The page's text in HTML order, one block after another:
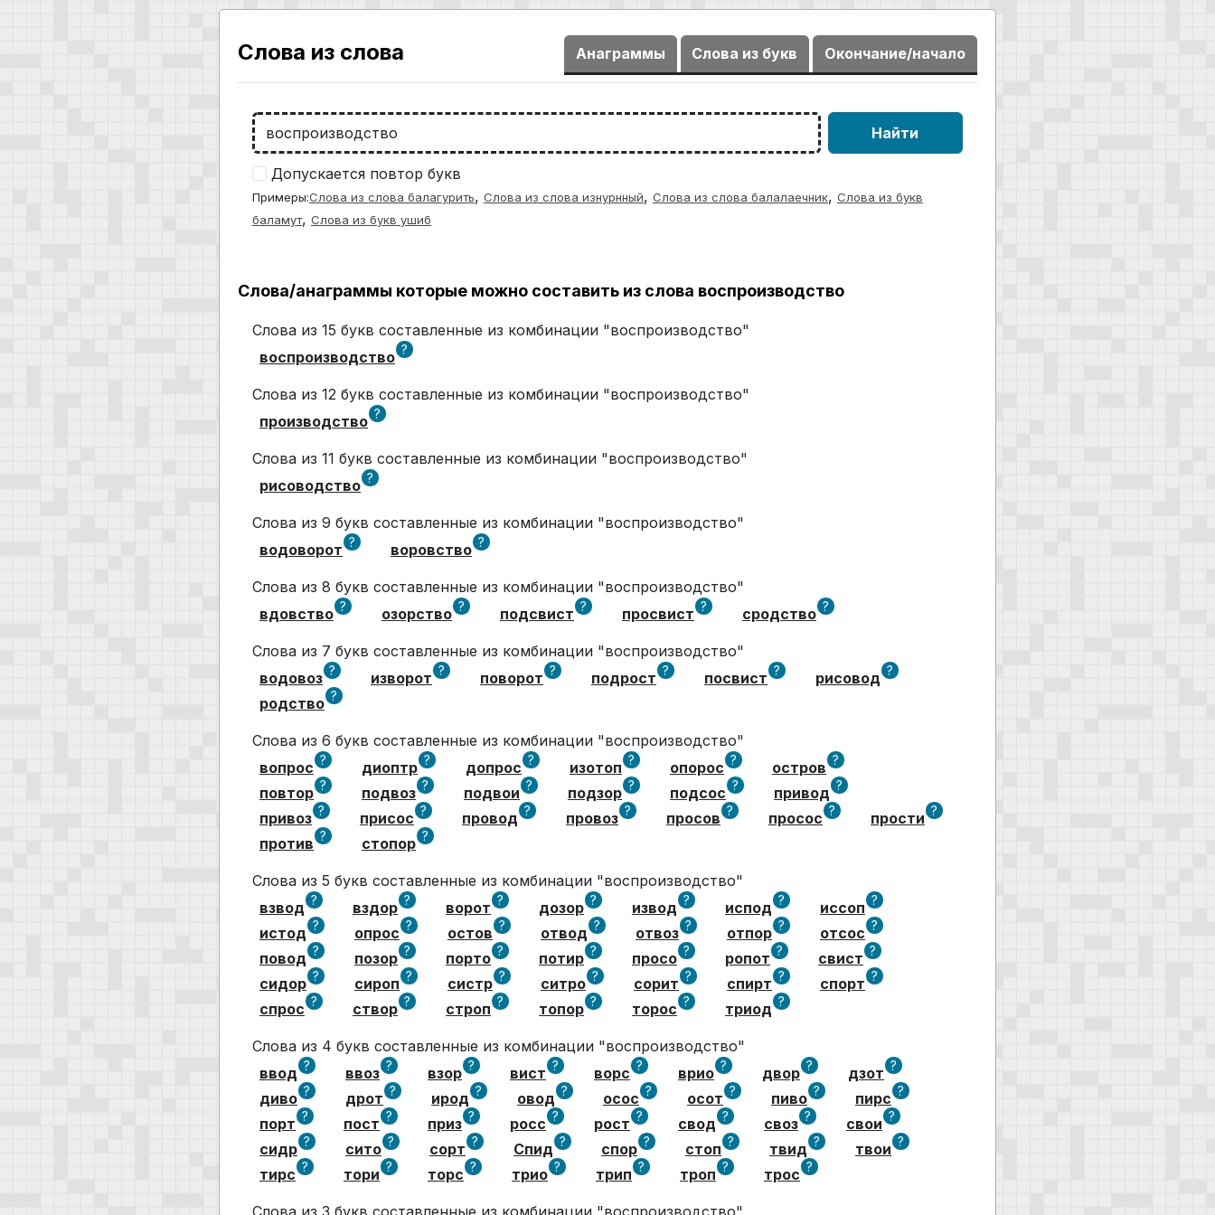
Слова из слова Анаграммы Слова из букв Окончание/начало
Найти
Допускается повтор букв
Примеры:Слова из слова балагурить, Слова из слова изнурнный, Слова из слова балалаечник, Слова из букв
баламут, Слова из букв ушиб
Слова/анаграммы которые можно составить из слова воспроизводство
Слова из 15 букв составленные из комбинации "воспроизводство"
воспроизводство ?
Слова из 12 букв составленные из комбинации "воспроизводство"
производство ?
Слова из 11 букв составленные из комбинации "воспроизводство"
рисоводство ?
Слова из 9 букв составленные из комбинации "воспроизводство"
водоворот ? воровство ?
Слова из 8 букв составленные из комбинации "воспроизводство"
вдовство ? озорство ? подсвист ? просвист ? сродство ?
Слова из 7 букв составленные из комбинации "воспроизводство"
водовоз ? изворот ? поворот ? подрост ? посвист ? рисовод ?
родство ?
Слова из 6 букв составленные из комбинации "воспроизводство"
вопрос ? диоптр ? допрос ? изотоп ? опорос ? остров ?
повтор ? подвоз ? подвои ? подзор ? подсос ? привод ?
привоз ? присос ? провод ? провоз ? просов ? просос ? прости ?
против ? стопор ?
Слова из 5 букв составленные из комбинации "воспроизводство"
взвод ? вздор ? ворот ? дозор ? извод ? испод ? иссоп ?
истод ? опрос ? остов ? отвод ? отвоз ? отпор ? отсос ?
повод ? позор ? порто ? потир ? просо ? ропот ? свист ?
сидор ? сироп ? систр ? ситро ? сорит ? спирт ? спорт ?
спрос ? створ ? строп ? топор ? торос ? триод ?
Слова из 4 букв составленные из комбинации "воспроизводство"
ввод ? ввоз ? взор ? вист ? ворс ? врио ? двор ? дзот ?
диво ? дрот ? ирод ? овод ? осос ? осот ? пиво ? пирс ?
порт ? пост ? приз ? росс ? рост ? свод ? своз ? свои ?
сидр ? сито ? сорт ? Спид ? спор ? стоп ? твид ? твои ?
тирс ? тори ? торс ? трио ? трип ? троп ? трос ?
Слова из 3 букв составленные из комбинации "воспроизводство"